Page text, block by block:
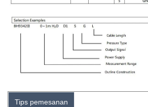
Tips pemesanan